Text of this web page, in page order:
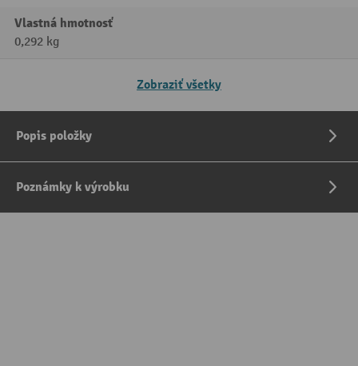
Vlastná hmotnosť
0,292 kg
Zobraziť všetky
Popis položky
Poznámky k výrobku